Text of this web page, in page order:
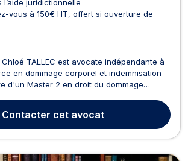
l’aide juridictionnelle
vous à 150€ HT, offert si ouverture de
TALLEC est avocate indépendante à
en dommage corporel et indemnisation
d'un Master 2 en droit du dommage
son expertise au service de ses clients
dans leurs démarches juridi...
Contacter cet avocat